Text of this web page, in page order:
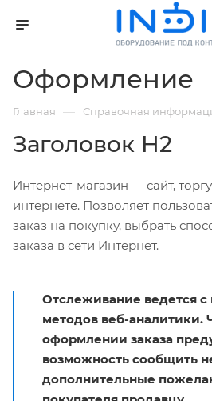
Оформление
Главная — Справочная
Заголовок H2
Интернет-магазин — сайт,
интернете. Позволяет
заказ на покупку, выбрать
заказа в сети Интернет.
Отслеживание ведется
методов веб-аналитики.
оформлении заказа
возможность сообщить
дополнительные